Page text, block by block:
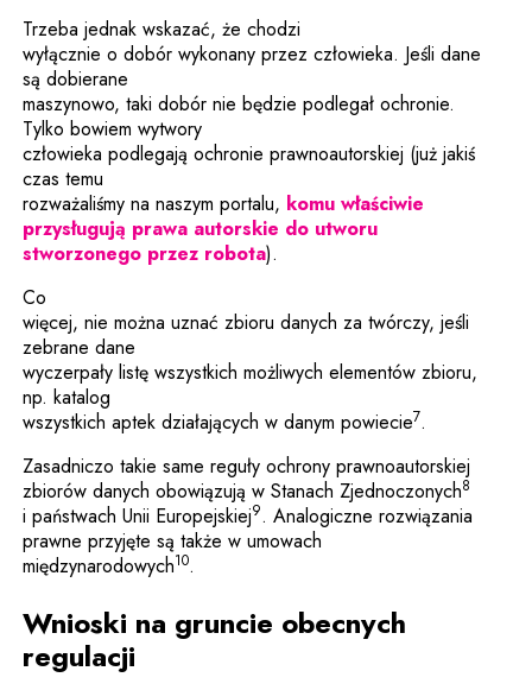
Trzeba jednak wskazać, że chodzi
wyłącznie o dobór wykonany przez człowieka. Jeśli dane
są dobierane
maszynowo, taki dobór nie będzie podlegał ochronie.
Tylko bowiem wytwory
człowieka podlegają ochronie prawnoautorskiej (już jakiś
czas temu
rozważaliśmy na naszym portalu, komu właściwie
przysługują prawa autorskie do utworu
stworzonego przez robota).
Co
więcej, nie można uznać zbioru danych za twórczy, jeśli
zebrane dane
wyczerpały listę wszystkich możliwych elementów zbioru,
np. katalog
wszystkich aptek działających w danym powiecie7.
Zasadniczo takie same reguły ochrony prawnoautorskiej
zbiorów danych obowiązują w Stanach Zjednoczonych8
i państwach Unii Europejskiej9. Analogiczne rozwiązania
prawne przyjęte są także w umowach
międzynarodowych10.
Wnioski na gruncie obecnych
regulacji